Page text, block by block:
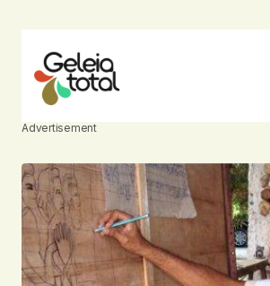
Advertisement